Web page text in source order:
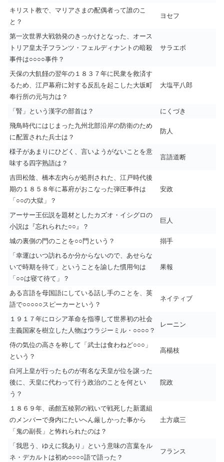
キリスト教で、マリアさまの配偶者って誰のこ
と？
ヨセフ
第一次世界大戦勃発のきっかけとなった、オース
トリア皇太子フランツ・フェルディナントの暗殺
事件は○○○○事件？
サラエボ
天保の大飢饉の翌年の１８３７年に民衆を救済す
るため、江戸幕府に対する反乱を起こした大坂町
奉行所の元与力は？
大塩平八郎
「腎」という漢字の部首は？
にくづき
飛鳥時代にはじまった九州北部沿岸の防衛のため
に配置された兵士は？
防人
様子があまりにひどく、言いようがないことを意
味する四字熟語は？
言語道断
吉田松陰、橋本左内らが処刑された、江戸時代後
期の１８５８年に幕府がおこなった弾圧事件は
「○○の大獄」？
安政
アーサー王伝説を題材としたカズオ・イシグロの
小説は『忘れられた○○』？
巨人
城の裏側の門のことを○○門という？
搦手
「幸運はいつ訪れるか分からないので、あせらな
いで時期を待て」ということを諭した慣用句は
「○○は寝て待て」？
果報
ある言語を母国語にしている話し手のことを、英
語で○○○○○スピーカーという？
ネイティブ
１９１７年にロシア革命を指導して世界初の社会
主義国家を樹立した人物はウラジーミル・○○○○？
レーニン
侍の気位の高さを称して「武士は食わねど○○○」
という？
高楊枝
白河上皇が行ったものが有名な天皇が位を譲った
後に、天皇に代わって行う政治のことを何とい
う？
院政
１８６９年、函館五稜郭の戦いで戦死した新選組
のメンバーで身内にたいへん厳しかった事から
「鬼の副長」と怖れられたのは？
土方歳三
「我思う、ゆえに我あり」という意味の言葉をル
ネ・デカルトは初め○○○○語で語った？
フランス